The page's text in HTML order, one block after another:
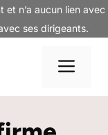
n’a aucun lien avec
ses dirigeants.